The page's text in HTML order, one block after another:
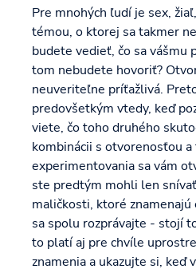
Pre mnohých ľudí je sex,
témou, o ktorej sa takmer
budete vedieť, čo sa vášmu
tom nebudete hovoriť?
neuveriteľne príťažlivá.
predovšetkým vtedy, keď
viete, čo toho druhého
kombinácii s otvorenosťou a
experimentovania sa vám
ste predtým mohli len
maličkosti, ktoré
sa spolu rozprávajte - stojí
to platí aj pre chvíle
znamenia a ukazujte si, keď